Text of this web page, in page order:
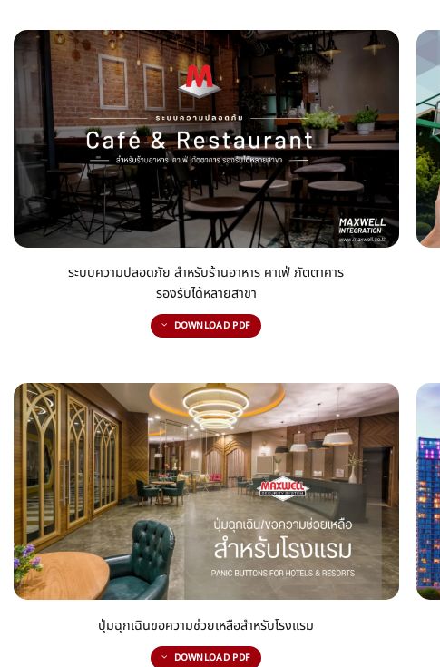
ระบบความปลอดภัย สำหรับร้านอาหาร คาเฟ่ ภัตตาคาร
รองรับได้หลายสาขา
DOWNLOAD PDF
ปุ่มฉุกเฉินขอความช่วยเหลือสำหรับโรงแรม
DOWNLOAD PDF